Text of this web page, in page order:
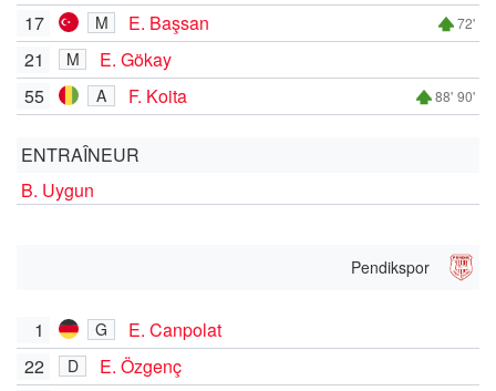
17
M E. Başsan 72'
21 M
E. Gökay
55
A F. Koita 88' 90'
ENTRAÎNEUR
B. Uygun
Pendikspor
1 G
E. Canpolat
22
D
E. Özgenç